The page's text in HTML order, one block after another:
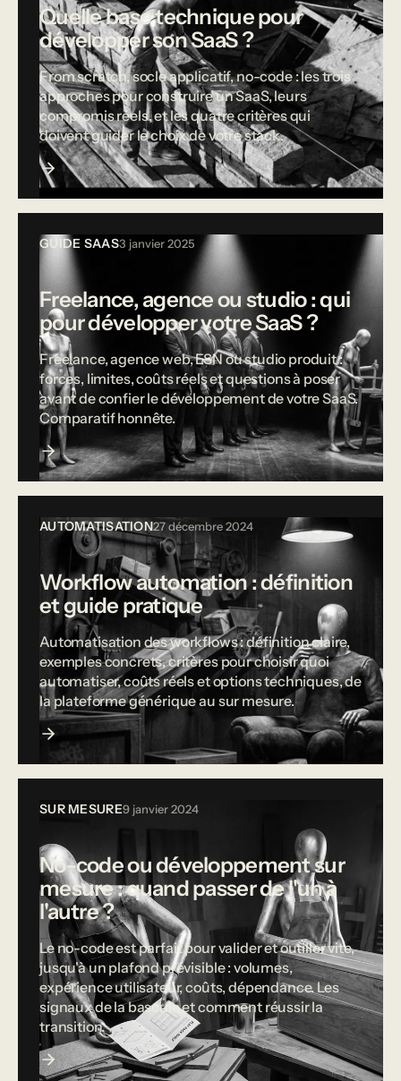
Quelle base technique pour
développer son SaaS ?
From scratch, socle applicatif, no-code : les trois
approches pour construire un SaaS, leurs
compromis réels, et les quatre critères qui
doivent guider le choix de votre stack.
GUIDE SAAS3 janvier 2025
Freelance, agence ou studio : qui
pour développer votre SaaS ?
Freelance, agence web, ESN ou studio produit :
forces, limites, coûts réels et questions à poser
avant de confier le développement de votre SaaS.
Comparatif honnête.
AUTOMATISATION27 décembre 2024
Workflow automation : définition
et guide pratique
Automatisation des workflows : définition claire,
exemples concrets, critères pour choisir quoi
automatiser, coûts réels et options techniques, de
la plateforme générique au sur mesure.
SUR MESURE9 janvier 2024
No-code ou développement sur
mesure : quand passer de l'un à
l'autre ?
Le no-code est parfait pour valider et outiller vite,
jusqu'à un plafond prévisible : volumes,
expérience utilisateur, coûts, dépendance. Les
signaux de la bascule et comment réussir la
transition.